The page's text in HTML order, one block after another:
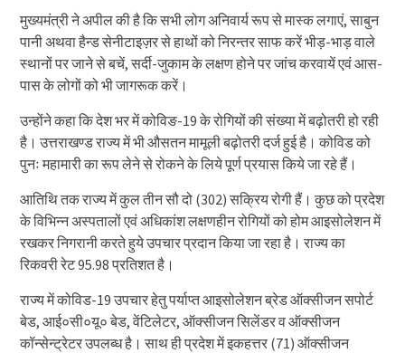
मुख्यमंत्री ने अपील की है कि सभी लोग अनिवार्य रूप से मास्क लगाएं, साबुन
पानी अथवा हैन्ड सेनीटाइज़र से हाथों को निरन्तर साफ करें भीड़-भाड़ वाले
स्थानों पर जाने से बचें, सर्दी-जुकाम के लक्षण होने पर जांच करवायें एवं आस-
पास के लोगों को भी जागरूक करें।
उन्होंने कहा कि देश भर में कोविङ-19 के रोगियों की संख्या में बढ़ोतरी हो रही
है। उत्तराखण्ड राज्य में भी औसतन मामूली बढ़ोतरी दर्ज हुई है। कोविड को
पुनः महामारी का रूप लेने से रोकने के लिये पूर्ण प्रयास किये जा रहे हैं।
आतिथि तक राज्य में कुल तीन सौ दो (302) सक्रिय रोगी हैं। कुछ को प्रदेश
के विभिन्न अस्पतालों एवं अधिकांश लक्षणहीन रोगियों को होम आइसोलेशन में
रखकर निगरानी करते हुये उपचार प्रदान किया जा रहा है। राज्य का
रिकवरी रेट 95.98 प्रतिशत है।
राज्य में कोविड-19 उपचार हेतु पर्याप्त आइसोलेशन ब्रेड ऑक्सीजन सपोर्ट
बेड, आई०सी०यू० बेड, वेंटिलेटर, ऑक्सीजन सिलेंडर व ऑक्सीजन
कॉन्सेन्ट्रेटर उपलब्ध है। साथ ही प्रदेश में इकहत्तर (71) ऑक्सीजन